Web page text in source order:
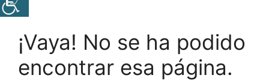
¡Vaya! No se ha podido
encontrar esa página.